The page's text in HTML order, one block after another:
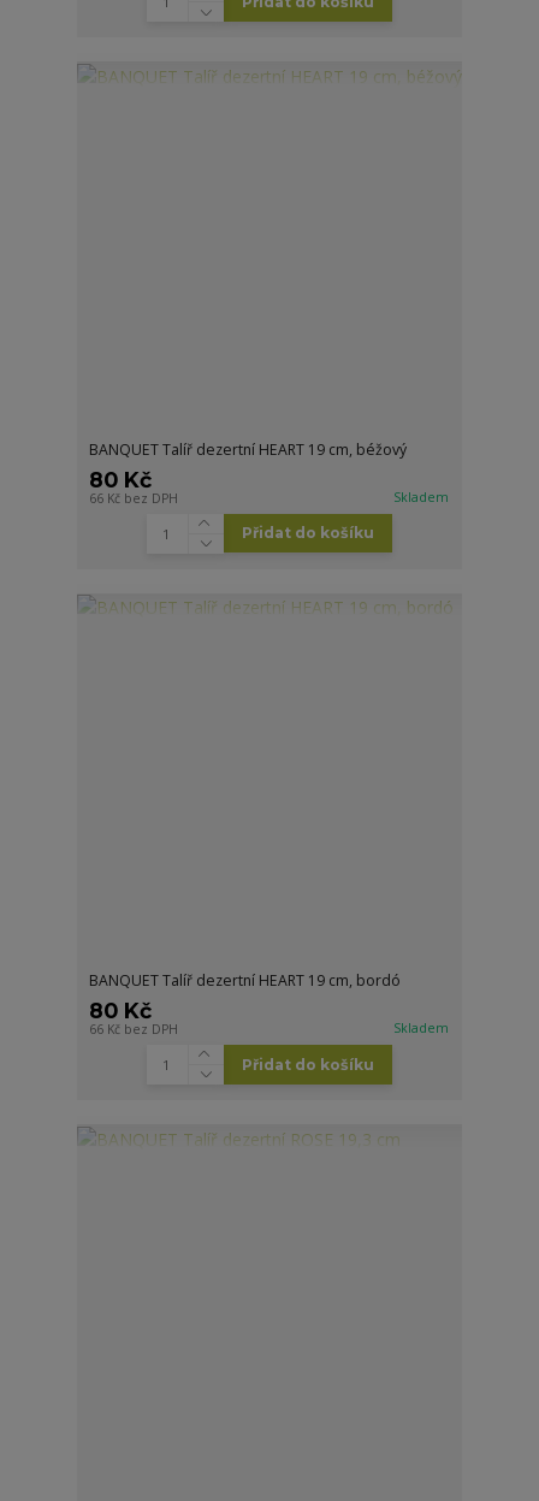
BANQUET Talíř dezertní HEART 19 cm, béžový
80 Kč
66 Kč bez DPH Skladem
Přidat do košíku
BANQUET Talíř dezertní HEART 19 cm, bordó
80 Kč
66 Kč bez DPH Skladem
Přidat do košíku